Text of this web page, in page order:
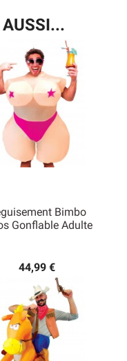
Bimbo
Gonflable Adulte
44,99 €